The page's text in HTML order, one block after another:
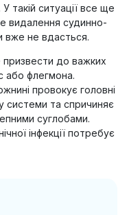
такій ситуації все ще
видалення судинно-
вже не вдасться.
призвести до важких
або флегмона.
провокує головні
системи та спричиняє
суглобами.
інфекції потребує